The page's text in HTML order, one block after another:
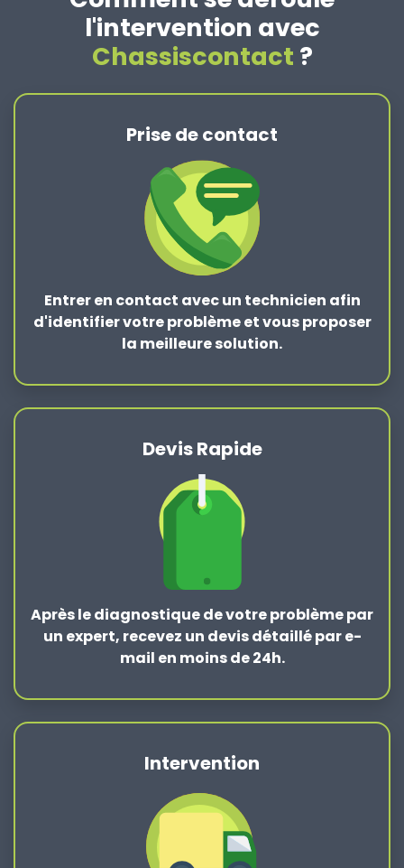
l'intervention avec
Chassiscontact ?
Prise de contact
Entrer en contact avec un technicien afin
d'identifier votre problème et vous proposer
la meilleure solution.
Devis Rapide
Après lediagnostique de votre problèmepar
un expert, recevez un devis détaillé par e-
mail en moins de 24h.
Intervention